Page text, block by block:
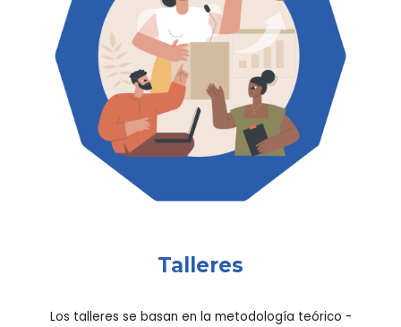
Talleres
Los talleres se basan en la metodología teórico -